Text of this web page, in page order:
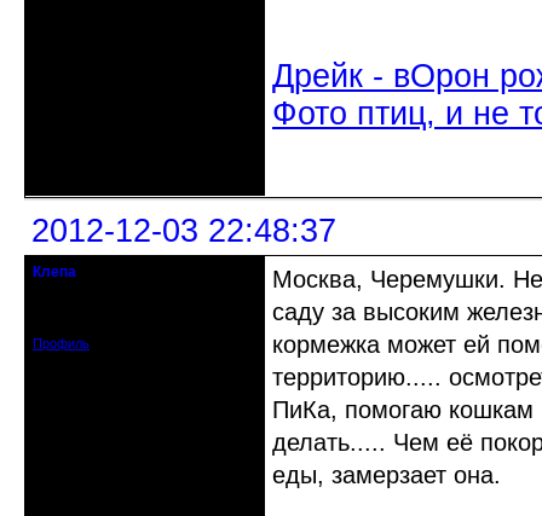
Дрейк - вОрон
Фото птиц, и не
2012-12-03 22:48:37
Клепа
Профиль
Москва, Черемушки.
саду за высоким
кормежка может ей
территорию.....
ПиКа, помогаю кошкам
делать..... Чем её
еды, замерзает она.